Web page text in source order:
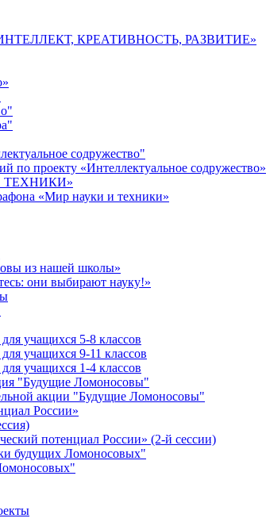
«ИНТЕЛЛЕКТ, КРЕАТИВНОСТЬ, РАЗВИТИЕ»
содружество"
по проекту «Интеллектуальное содружество»
ТЕХНИКИ»
«Мир науки и техники»
из нашей школы»
они выбирают науку!»
учащихся 5-8 классов
учащихся 9-11 классов
учащихся 1-4 классов
"Будущие Ломоносовы"
акции "Будущие Ломоносовы"
России»
потенциал России» (2-й сессии)
будущих Ломоносовых"